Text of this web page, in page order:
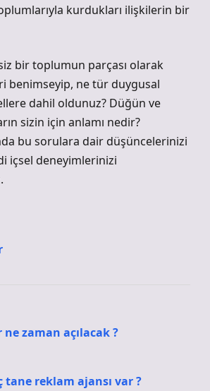
kurdukları ilişkilerin bir
bir toplumun parçası olarak
benimseyip, ne tür duygusal
dahil oldunuz? Düğün ve
sizin için anlamı nedir?
bu sorulara dair düşüncelerinizi
içsel deneyimlerinizi
zaman açılacak ?
tane reklam ajansı var ?